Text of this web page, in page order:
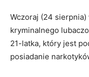
Wczoraj (24
kryminalnego
21-latka, który jest
posiadanie